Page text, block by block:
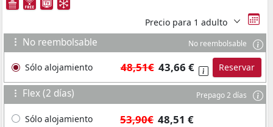
Precio para 1 adulto
No reembolsable No reembolsable
Sólo alojamiento 48,51€ 43,66 € Reservar
Flex (2 días) Prepago 2 días
Sólo alojamiento 53,90€ 48,51 €